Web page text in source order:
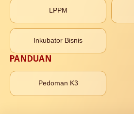
LPPM
Inkubator Bisnis
PANDUAN
Pedoman K3